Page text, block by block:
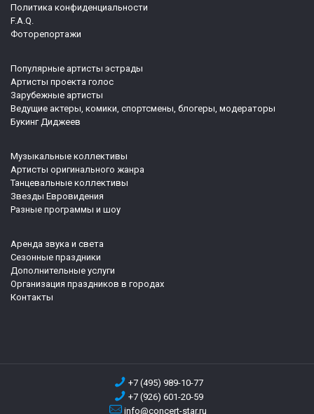
Политика конфиденциальности
F.A.Q.
Фоторепортажи
Популярные артисты эстрады
Артисты проекта голос
Зарубежные артисты
Ведущие актеры, комики, спортсмены, блогеры, модераторы
Букинг Диджеев
Музыкальные коллективы
Артисты оригинального жанра
Танцевальные коллективы
Звезды Евровидения
Разные программы и шоу
Аренда звука и света
Сезонные праздники
Дополнительные услуги
Организация праздников в городах
Контакты
+7 (495) 989-10-77
+7 (926) 601-20-59
info@concert-star.ru